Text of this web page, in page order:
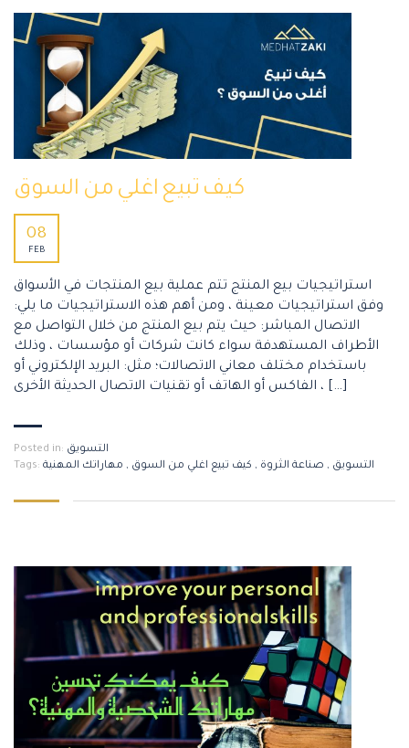
كيف تبيع اغلي من السوق
08
FEB
استراتيجيات بيع المنتج تتم عملية بيع المنتجات في الأسواق
وفق استراتيجيات معينة ، ومن أهم هذه الاستراتيجيات ما يلي:
الاتصال المباشر: حيث يتم بيع المنتج من خلال التواصل مع
الأطراف المستهدفة سواء كانت شركات أو مؤسسات ، وذلك
باستخدام مختلف معاني الاتصالات؛ مثل: البريد الإلكتروني أو
الفاكس أو الهاتف أو تقنيات الاتصال الحديثة الأخرى ، […]
Posted in: التسويق
Tags:
التسويق , صناعة الثروة , كيف تبيع اغلي من السوق , مهاراتك المهنية